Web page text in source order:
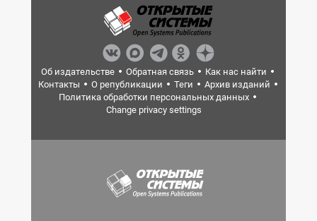
Об издательстве Обратная связь
Как нас найти
Контакты
О републикации Теги
Архив изданий
Политика обработки персональных данных
Change privacy settings